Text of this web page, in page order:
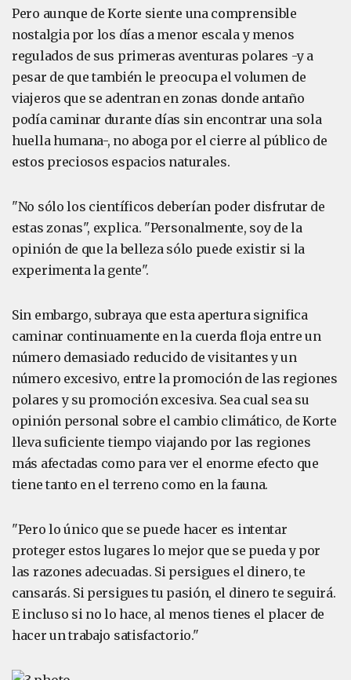
Pero aunque de Korte siente una comprensible
nostalgia por los días a menor escala y menos
regulados de sus primeras aventuras polares -y a
pesar de que también le preocupa el volumen de
viajeros que se adentran en zonas donde antaño
podía caminar durante días sin encontrar una sola
huella humana-, no aboga por el cierre al público de
estos preciosos espacios naturales.
"No sólo los científicos deberían poder disfrutar de
estas zonas", explica. "Personalmente, soy de la
opinión de que la belleza sólo puede existir si la
experimenta la gente".
Sin embargo, subraya que esta apertura significa
caminar continuamente en la cuerda floja entre un
número demasiado reducido de visitantes y un
número excesivo, entre la promoción de las regiones
polares y su promoción excesiva. Sea cual sea su
opinión personal sobre el cambio climático, de Korte
lleva suficiente tiempo viajando por las regiones
más afectadas como para ver el enorme efecto que
tiene tanto en el terreno como en la fauna.
"Pero lo único que se puede hacer es intentar
proteger estos lugares lo mejor que se pueda y por
las razones adecuadas. Si persigues el dinero, te
cansarás. Si persigues tu pasión, el dinero te seguirá.
E incluso si no lo hace, al menos tienes el placer de
hacer un trabajo satisfactorio."